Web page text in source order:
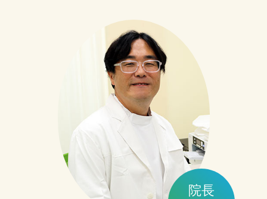
診療時間変更のお知らせ
内視鏡検査枠拡大のために診療時間の見直
しをすることにしました。
2020年1月は午後の診療を14:00から18:00
2月以降14:00から17:00となります。ご迷惑
をおかけします。
今後とも当クリニックをよろしくおねがい
院長